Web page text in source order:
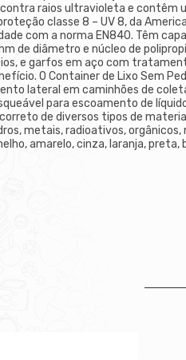
raios ultravioleta e contêm
classe 8 – UV 8, da
com a norma EN840. Têm
de diâmetro e núcleo de
e garfos em aço com
O Container de Lixo Sem
lateral em caminhões de
para escoamento de
de diversos tipos de
metais, radioativos,
amarelo, cinza, laranja, preta,